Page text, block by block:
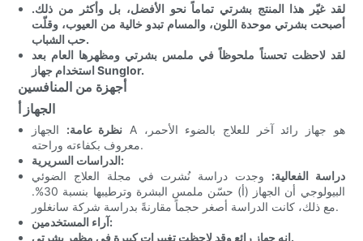
لقد غيّر هذا المنتج بشرتي تماماً نحو الأفضل، بل وأكثر من ذلك.
أصبحت بشرتي موحدة اللون، والمسام تبدو خالية من العيوب، وقلّت
حب الشباب.
لقد لاحظت تحسناً ملحوظاً في ملمس بشرتي ومظهرها العام بعد
استخدام جهاز Sunglor.
أجهزة من المنافسين
الجهاز أ
نظرة عامة: الجهاز A هو جهاز رائد آخر للعلاج بالضوء الأحمر،
معروف بكفاءته وراحته.
الدراسات السريرية:
دراسة الفعالية: وجدت دراسة نُشرت في مجلة العلاج الضوئي
البيولوجي أن الجهاز (أ) حسّن ملمس البشرة وترطيبها بنسبة 30%.
مع ذلك، كانت الدراسة أصغر حجماً مقارنةً بدراسة شركة سانغلور.
آراء المستخدمين:
إنه جهاز رائع وقد لاحظت تغييرات كبيرة في مظهر بشرتي.